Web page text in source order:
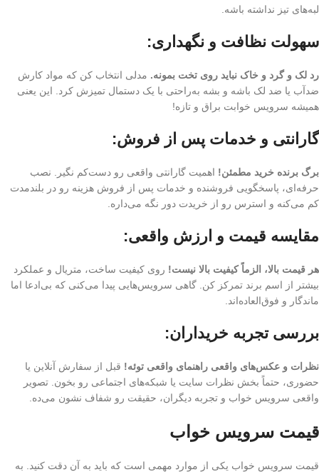
لبه‌های تیز نداشته باشه.
سهولت نظافت و نگهداری:
رد لک و گرد و خاک نباید روی تخت بمونه. مدلی انتخاب کن که مواد کارش
ضدآب یا ضد لک باشه و بشه به‌راحتی با یک دستمال تمیزش کرد. این یعنی
همیشه سرویس خوابت براق و تازه!
گارانتی و خدمات پس از فروش:
برگ برنده خرید مطمئن! اهمیت گارانتی واقعی رو دست‌کم نگیر. نصب
حرفه‌ای، پاسخگویی فروشنده و خدمات پس از فروش هزینه رو در بلندمدت
کم می‌کنه و استرس رو از خریدت دور نگه می‌داره.
مقایسه قیمت و ارزش واقعی:
هر قیمت بالا، الزماً کیفیت بالا نیست! روی کیفیت ساخت، متریال و عملکرد
بیشتر از اسم برند تمرکز کن. گاهی سرویس‌هایی پیدا می‌کنی که بی‌ادعا اما
ماندگار و فوق‌العاده‌اند.
بررسی تجربه خریداران:
نظرات و عکس‌های واقعی راهنمای واقعی توئه! قبل از سفارش آنلاین یا
حضوری، حتماً بخش نظرات سایت یا شبکه‌های اجتماعی رو بخون. تصویر
واقعی سرویس خواب و تجربه دیگران، حقیقت رو شفاف نشون می‌ده.
قیمت سرویس خواب
قیمت سرویس خواب یکی از موارد مهمی است که باید به آن دقت کنید. به